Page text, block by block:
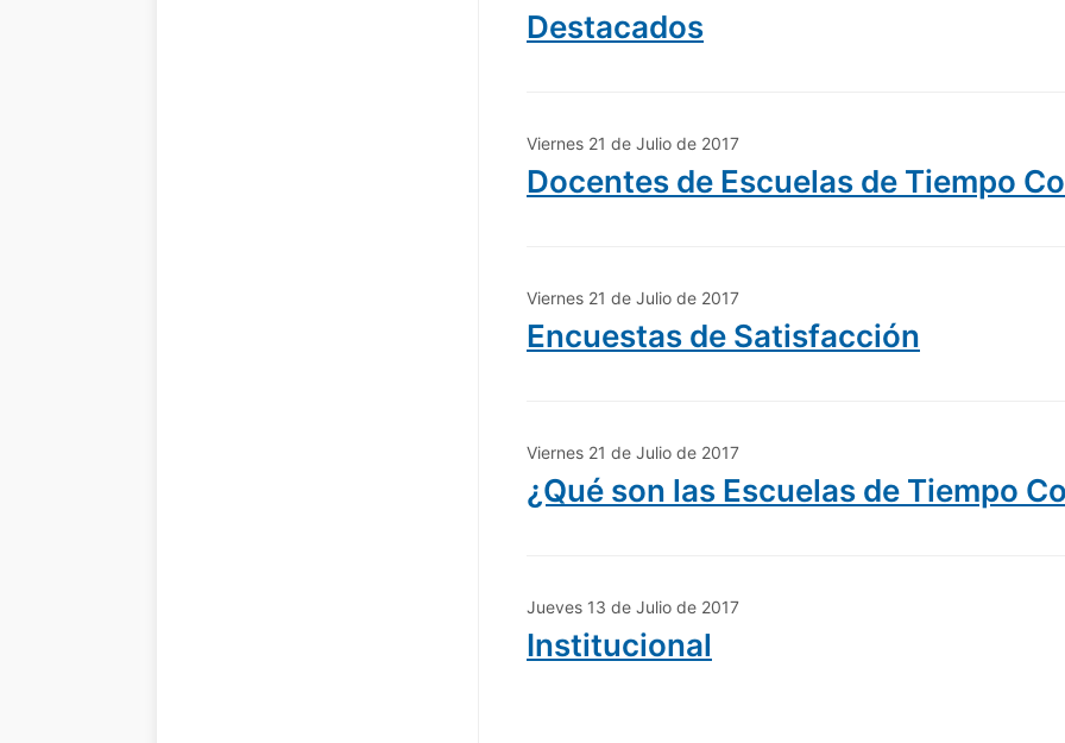
Destacados
Viernes 21 de Julio de 2017
Docentes de Escuelas de Tiempo
Viernes 21 de Julio de 2017
Encuestas de Satisfacción
Viernes 21 de Julio de 2017
¿Qué son las Escuelas de Tiempo
Jueves 13 de Julio de 2017
Institucional